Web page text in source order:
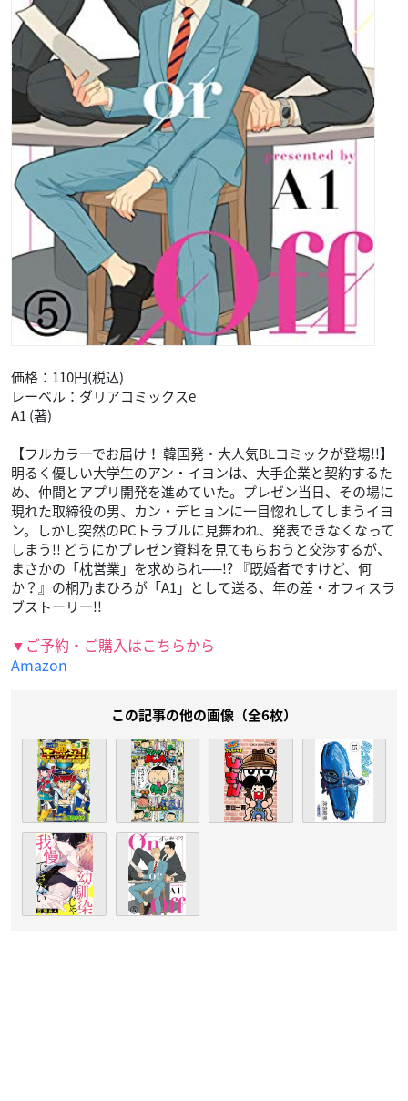
価格：110円(税込)
レーベル：ダリアコミックスe
A1 (著)
【フルカラーでお届け！ 韓国発・大人気BLコミックが登場!!】
明るく優しい大学生のアン・イヨンは、大手企業と契約するた
め、仲間とアプリ開発を進めていた。プレゼン当日、その場に
現れた取締役の男、カン・デヒョンに一目惚れしてしまうイヨ
ン。しかし突然のPCトラブルに見舞われ、発表できなくなって
しまう!! どうにかプレゼン資料を見てもらおうと交渉するが、
まさかの「枕営業」を求められ──!? 『既婚者ですけど、何
か？』の桐乃まひろが「A1」として送る、年の差・オフィスラ
ブストーリー!!
▼ご予約・ご購入はこちらから
Amazon
この記事の他の画像（全6枚）